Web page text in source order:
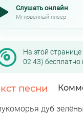
Слушать онлайн
Мгновенный плеер
На этой
02:43) бесплатно
песни
дуб